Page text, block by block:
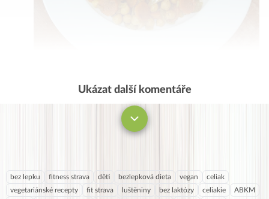
Ukázat další komentáře
bez lepku fitness strava děti bezlepková dieta vegan
celiak
vegetariánské recepty
fit strava luštěniny bez laktózy celiakie
ABKM